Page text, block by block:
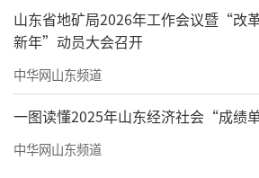
间活动质量和身心健康发展
季学期开始，威海
市义务教
课间活动时间由原来的10分
调整后，学生到校时间、上
午休时间保持不变，下午放
分钟、初中顺延15分钟。对
山东省地矿局2026年工作会议暨“改
新年”动员大会召开
中华网山东频道
一图读懂2025年山东经济社会“成绩
中华网山东频道